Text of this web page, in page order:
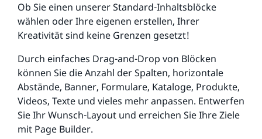
Ob Sie einen unserer Standard-Inhaltsblöcke
wählen oder Ihre eigenen erstellen, Ihrer
Kreativität sind keine Grenzen gesetzt!
Durch einfaches Drag-and-Drop von Blöcken
können Sie die Anzahl der Spalten, horizontale
Abstände, Banner, Formulare, Kataloge, Produkte,
Videos, Texte und vieles mehr anpassen. Entwerfen
Sie Ihr Wunsch-Layout und erreichen Sie Ihre Ziele
mit Page Builder.